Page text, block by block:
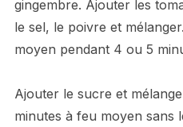
gingembre. Ajouter les
le sel, le poivre et
moyen pendant 4 ou 5
Ajouter le sucre et
minutes à feu moyen sans